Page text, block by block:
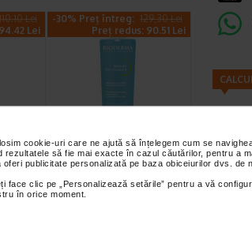
cookie-uri care ne ajută să înțelegem cum se
să fie mai exacte în cazul căutărilor, pentru a
publicitate personalizată pe baza obiceiurilor dvs. de
clic pe „Personalizează setările” pentru a vă
în orice moment.
Lei
Lei
Ducray
-30% Preț întreg: 129,30 Lei
Preț redus: 90.51 Lei
Sebium Gel Spumant
pentru curatarea
tenului gras X 500…
Bioderma Sebium Gel Spumant
este solutia ideala pentru